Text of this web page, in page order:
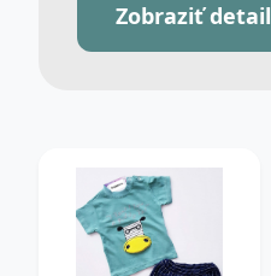
Zobraziť detail